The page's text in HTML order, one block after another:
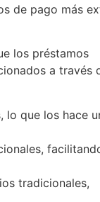
de pago más
los préstamos
a través
lo que los hace
tradicionales,